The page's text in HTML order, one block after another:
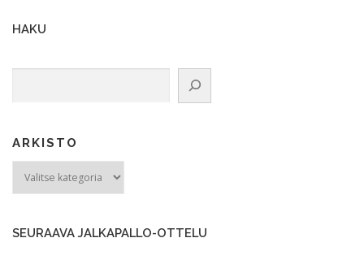
HAKU
ARKISTO
SEURAAVA JALKAPALLO-OTTELU